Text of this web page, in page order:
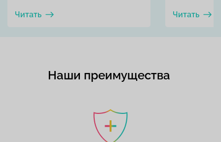
Читать Читать
Наши преимущества